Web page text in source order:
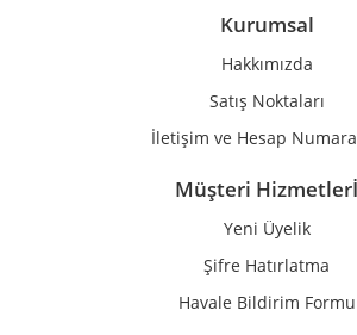
Ürün bilgilerinde hatalar bulunuyor.
Gönder
Kurumsal
Hakkımızda
Satış Noktaları
İletişim ve Hesap
Müşteri Hizmetlerİ
Yeni Üyelik
Şifre Hatırlatma
Havale Bildirim Formu